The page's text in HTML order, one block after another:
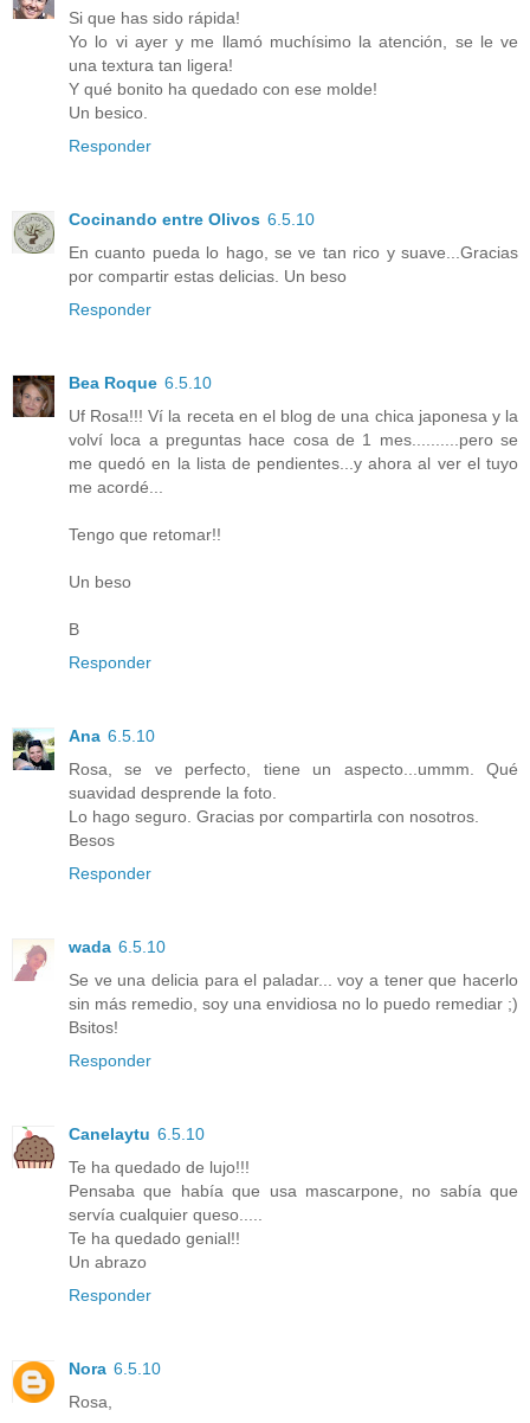
Si que has sido rápida!
Yo lo vi ayer y me llamó muchísimo la atención, se le ve
una textura tan ligera!
Y qué bonito ha quedado con ese molde!
Un besico.
Responder
Cocinando entre Olivos 6.5.10
En cuanto pueda lo hago, se ve tan rico y suave...Gracias
por compartir estas delicias. Un beso
Responder
Bea Roque 6.5.10
Uf Rosa!!! Ví la receta en el blog de una chica japonesa y la
volví loca a preguntas hace cosa de 1 mes..........pero se
me quedó en la lista de pendientes...y ahora al ver el tuyo
me acordé...
Tengo que retomar!!
Un beso
B
Responder
Ana 6.5.10
Rosa, se ve perfecto, tiene un aspecto...ummm. Qué
suavidad desprende la foto.
Lo hago seguro. Gracias por compartirla con nosotros.
Besos
Responder
wada 6.5.10
Se ve una delicia para el paladar... voy a tener que hacerlo
sin más remedio, soy una envidiosa no lo puedo remediar ;)
Bsitos!
Responder
Canelaytu 6.5.10
Te ha quedado de lujo!!!
Pensaba que había que usa mascarpone, no sabía que
servía cualquier queso.....
Te ha quedado genial!!
Un abrazo
Responder
Nora 6.5.10
Rosa,